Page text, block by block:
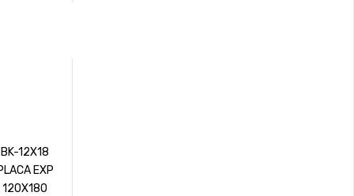
BK-12X18
EXP
120X180